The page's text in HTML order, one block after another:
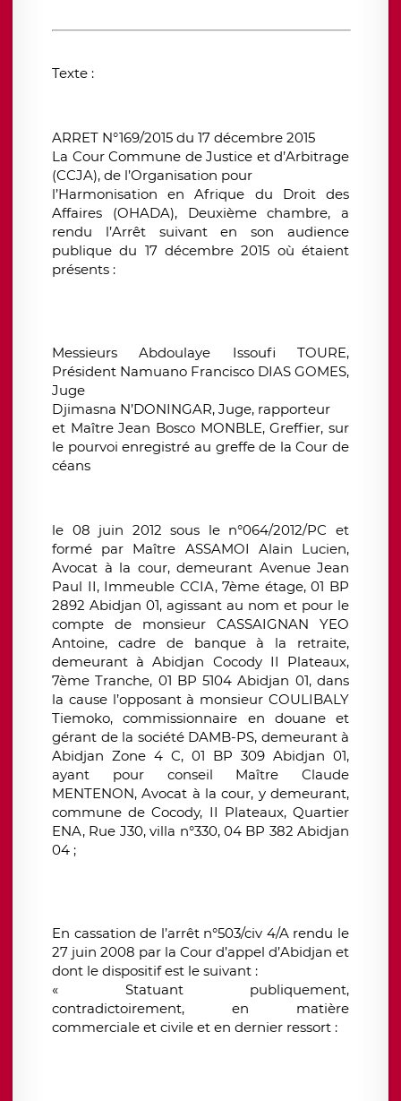
Texte :
ARRET N°169/2015 du 17 décembre 2015
La Cour Commune de Justice et d’Arbitrage
(CCJA), de l’Organisation pour
l’Harmonisation en Afrique du Droit des
Affaires (OHADA), Deuxième chambre, a
rendu l’Arrêt suivant en son audience
publique du 17 décembre 2015 où étaient
présents :
Messieurs Abdoulaye Issoufi TOURE,
Président Namuano Francisco DIAS GOMES,
Juge
Djimasna N’DONINGAR, Juge, rapporteur
et Maître Jean Bosco MONBLE, Greffier, sur
le pourvoi enregistré au greffe de la Cour de
céans
le 08 juin 2012 sous le n°064/2012/PC et
formé par Maître ASSAMOI Alain Lucien,
Avocat à la cour, demeurant Avenue Jean
Paul II, Immeuble CCIA, 7ème étage, 01 BP
2892 Abidjan 01, agissant au nom et pour le
compte de monsieur CASSAIGNAN YEO
Antoine, cadre de banque à la retraite,
demeurant à Abidjan Cocody II Plateaux,
7ème Tranche, 01 BP 5104 Abidjan 01, dans
la cause l’opposant à monsieur COULIBALY
Tiemoko, commissionnaire en douane et
gérant de la société DAMB-PS, demeurant à
Abidjan Zone 4 C, 01 BP 309 Abidjan 01,
ayant pour conseil Maître Claude
MENTENON, Avocat à la cour, y demeurant,
commune de Cocody, II Plateaux, Quartier
ENA, Rue J30, villa n°330, 04 BP 382 Abidjan
04 ;
En cassation de l’arrêt n°503/civ 4/A rendu le
27 juin 2008 par la Cour d’appel d’Abidjan et
dont le dispositif est le suivant :
« Statuant publiquement,
contradictoirement, en matière
commerciale et civile et en dernier ressort :